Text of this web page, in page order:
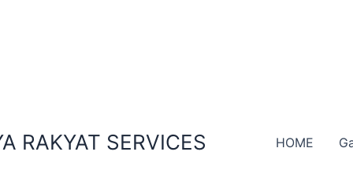
RAKYAT SERVICES HOME